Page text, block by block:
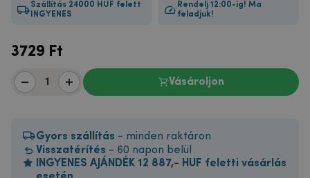
Szállítás 24000 HUF felett
INGYENES
Rendelj 12:00-ig! Ma
feladjuk!
3729 Ft
Vásároljon
Gyors szállítás - minden raktáron
Visszatérítés - 60 napon belül
INGYENES AJÁNDÉK 12 887,- HUF feletti vásárlás